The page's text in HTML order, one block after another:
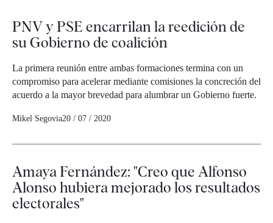
PNV y PSE encarrilan la reedición de
su Gobierno de coalición
La primera reunión entre ambas formaciones termina con un
compromiso para acelerar mediante comisiones la concreción del
acuerdo a la mayor brevedad para alumbrar un Gobierno fuerte.
Mikel Segovia20 / 07 / 2020
Amaya Fernández: "Creo que Alfonso
Alonso hubiera mejorado los resultados
electorales"